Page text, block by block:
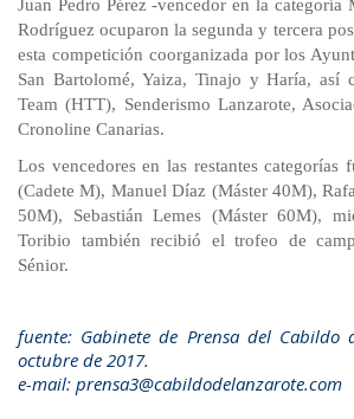
Juan Pedro Pérez -vencedor en la categoría
Rodríguez ocuparon la segunda y tercera
esta competición coorganizada por los
San Bartolomé, Yaiza, Tinajo y Haría, así
Team (HTT), Senderismo Lanzarote,
Cronoline Canarias.
Los vencedores en las restantes categorías
(Cadete M), Manuel Díaz (Máster 40M),
50M), Sebastián Lemes (Máster 60M),
Toribio también recibió el trofeo de
Sénior.
fuente: Gabinete de Prensa del Cabildo
octubre de 2017.
e-mail: prensa3@cabildodelanzarote.com